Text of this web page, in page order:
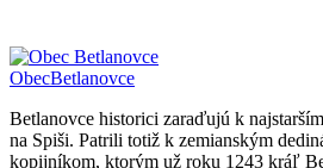
ObecBetlanovce
Betlanovce historici zaraďujú k
na Spiši. Patrili totiž k zemianským
kopijníkom, ktorým už roku 1243 kráľ